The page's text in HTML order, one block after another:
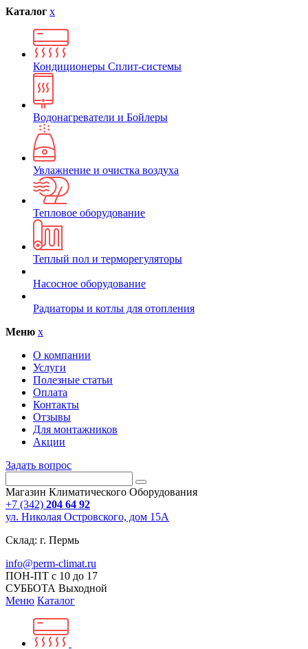
Каталог x
Кондиционеры Сплит-системы
Водонагреватели и Бойлеры
Увлажнение и очистка воздуха
Тепловое оборудование
Теплый пол и терморегуляторы
Насосное оборудование
Радиаторы и котлы для отопления
Меню x
О компании
Услуги
Полезные статьи
Оплата
Контакты
Отзывы
Для монтажников
Акции
Задать вопрос
Магазин Климатического Оборудования
+7 (342) 204 64 92
ул. Николая Островского, дом 15А
Склад: г. Пермь
info@perm-climat.ru
ПОН-ПТ с 10 до 17
СУББОТА Выходной
Меню Каталог